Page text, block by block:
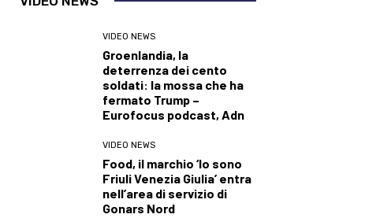
VIDEO NEWS
Groenlandia, la
deterrenza dei cento
soldati: la mossa che ha
fermato Trump –
Eurofocus podcast, Adn
VIDEO NEWS
Food, il marchio ‘Io sono
Friuli Venezia Giulia’ entra
nell’area di servizio di
Gonars Nord